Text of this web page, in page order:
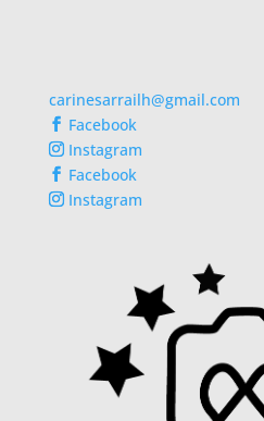
carinesarrailh@gmail.com
Facebook
Instagram
Facebook
Instagram